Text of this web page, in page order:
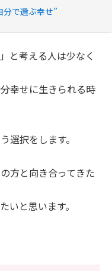
分で選ぶ幸せ”
と考える人は少なく
幸せに生きられる時
選択をします。
方と向き合ってきた
いと思います。